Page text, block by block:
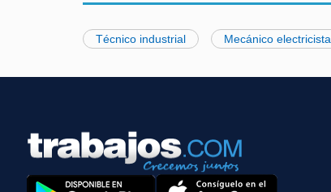
Técnico industrial Mecánico electricista